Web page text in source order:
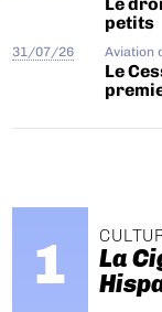
petits
31/07/26 Aviation
Le
La